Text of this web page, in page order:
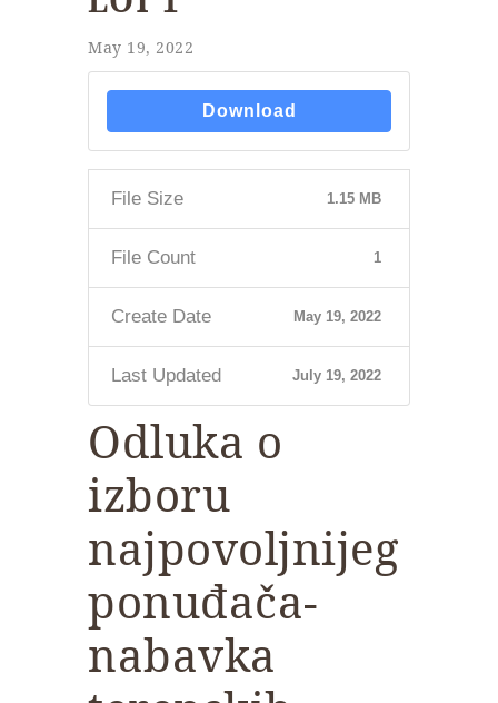
May 19, 2022
Download
File Size 1.15 MB
File Count 1
Create Date May 19, 2022
Last Updated July 19, 2022
Odluka o
izboru
najpovoljnijeg
ponuđača-
nabavka